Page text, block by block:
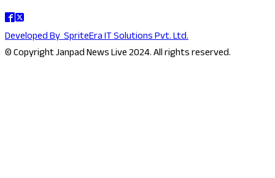
Developed BySpriteEra IT Solutions Pvt. Ltd.
© Copyright Janpad News Live 2024. All rights reserved.